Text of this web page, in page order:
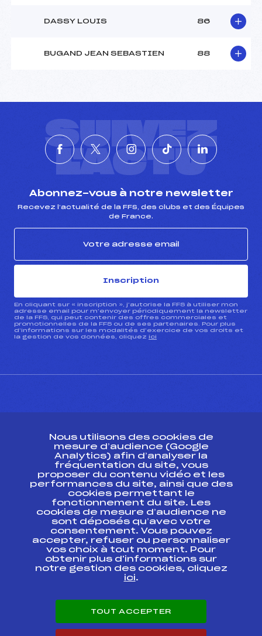
DASSY LOUIS 86
BUGAND JEAN SEBASTIEN 88
SUIVEZ
L'ACTU
Abonnez-vous à notre newsletter
Recevez l’actualité de la FFS, des clubs et des Équipes
de France.
Inscription
En cliquant sur « inscription », j’autorise la FFS à utiliser mon
adresse email pour m’envoyer périodiquement la newsletter
de la FFS, qui peut contenir des offres commerciales et
promotionnelles de la FFS ou de ses partenaires. Pour plus
d’informations sur les modalités d’exercice de vos droits et
la gestion de vos données, cliquez ici
Ressources
Pass’Neige
Projet sportif fédéral
Projet de performance fédéral
Antidopage
Pôle Développement, Formation, Suivi
Scientifique
Listes ministérielles
Pôle vie de l’athlète
Enseignement professionnel
Carrières
Nous utilisons des cookies de
mesure d’audience (Google
Analytics) afin d’analyser la
fréquentation du site, vous
proposer du contenu vidéo et les
performances du site, ainsi que des
cookies permettant le
fonctionnement du site. Les
cookies de mesure d’audience ne
sont déposés qu’avec votre
consentement. Vous pouvez
accepter, refuser ou personnaliser
vos choix à tout moment. Pour
obtenir plus d'informations sur
notre gestion des cookies, cliquez
ici.
TOUT ACCEPTER